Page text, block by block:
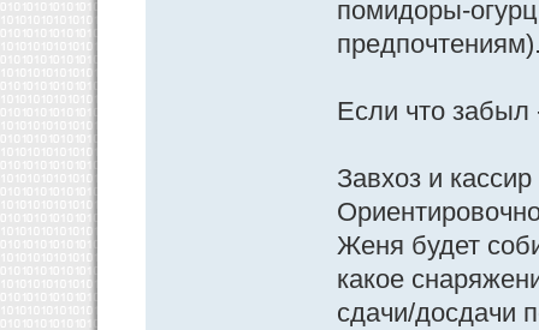
помидоры-
Если что забыл
Завхоз и
Женя будет
какое
сдачи/досдачи